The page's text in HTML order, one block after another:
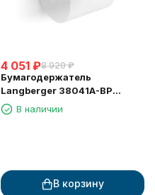
4 051 ₽8 920 ₽
Бумагодержатель
Langberger 38041A-BP
туалетной бумаги с
крышкой черный
В наличии
В корзину